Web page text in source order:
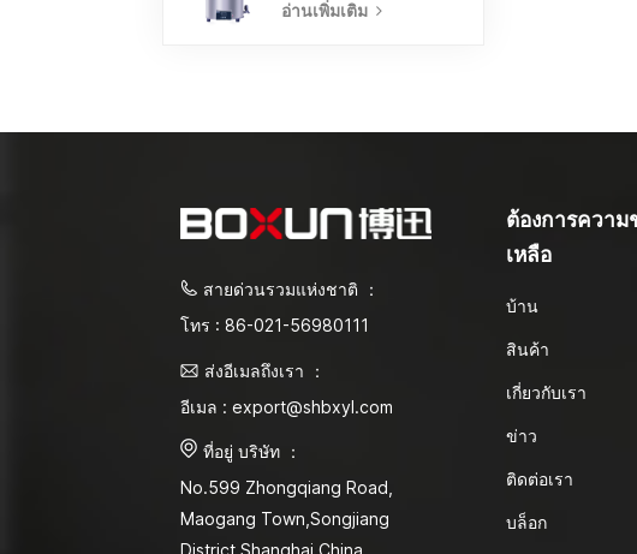
Autoclave
อ่านเพิ่มเติม
สายด่วนรวมแห่งชาติ ：
โทร : 86-021-56980111
ส่งอีเมลถึงเรา ：
อีเมล : export@shbxyl.com
ที่อยู่ บริษัท ：
No.599 Zhongqiang Road,
Maogang Town,Songjiang
ต้องการความ
เหลือ
บ้าน
สินค้า
เกี่ยวกับเรา
ข่าว
ติดต่อเรา
บล็อก